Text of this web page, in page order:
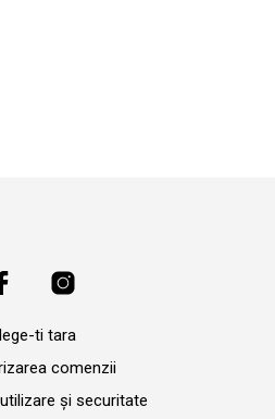
ti tara
comenzii
și securitate